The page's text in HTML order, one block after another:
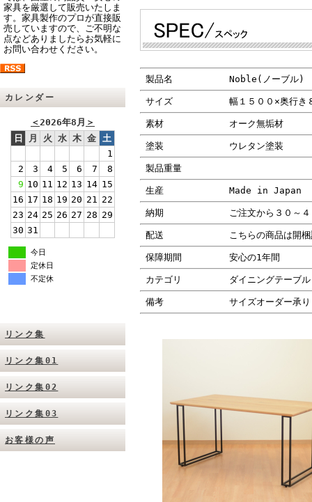
家具を厳選して販売いたしま
す。家具製作のプロが直接販
売していますので、ご不明な
点などありましたらお気軽に
お問い合わせください。
カレンダー
＜2026年8月 ＞
日
月 火 水 木 金 土
1
2
3 4 5 6 7
8
9 10 11 12 13 14 15
16 17 18 19 20 21 22
23 24 25 26 27 28 29
30 31
今日
定休日
不定休
リンク集
リンク集01
リンク集02
リンク集03
お客様の声
製品名 Noble(ノーブル)
サイズ 幅１５００×奥行き
素材 オーク無垢材
塗装 ウレタン塗装
製品重量
生産 Made in Japan
納期 ご注文から３０～
配送 こちらの商品は開
保障期間 安心の1年間
カテゴリ ダイニングテーブル
備考 サイズオーダー承